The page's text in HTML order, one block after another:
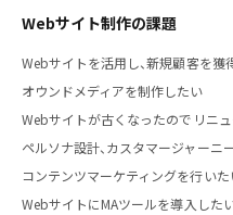
Webサイト制作の課題
Webサイトを活用し、新規顧客を獲
オウンドメディアを制作したい
Webサイトが古くなったのでリニ
ペルソナ設計、カスタマージャーニ
コンテンツマーケティングを行いた
WebサイトにMAツールを導入した